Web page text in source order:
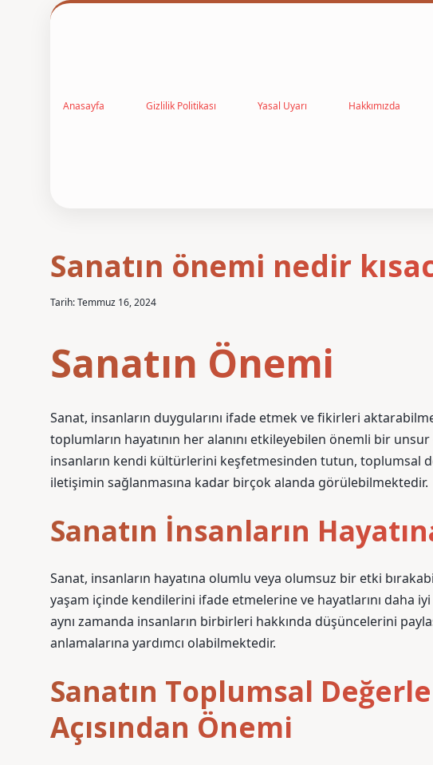
Anasayfa Gizlilik Politikası Yasal Uyarı Hakkımızda
Sanatın önemi nedir
Tarih: Temmuz 16, 2024
Sanatın Önemi
Sanat, insanların duygularını ifade etmek ve fikirleri
toplumların hayatının her alanını etkileyebilen önemli bir unsur
insanların kendi kültürlerini keşfetmesinden tutun, toplumsal
iletişimin sağlanmasına kadar birçok alanda görülebilmektedir.
Sanatın İnsanların
Sanat, insanların hayatına olumlu veya olumsuz bir etki
yaşam içinde kendilerini ifade etmelerine ve hayatlarını daha
aynı zamanda insanların birbirleri hakkında düşüncelerini
anlamalarına yardımcı olabilmektedir.
Sanatın Toplumsal
Açısından Önemi